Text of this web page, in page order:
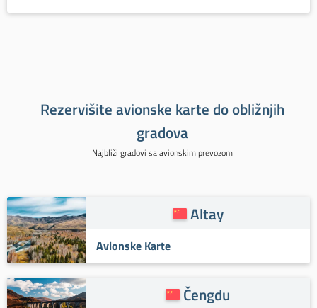
Rezervišite avionske karte do obližnjih
gradova
Najbliži gradovi sa avionskim prevozom
Altay
Avionske Karte
Čengdu